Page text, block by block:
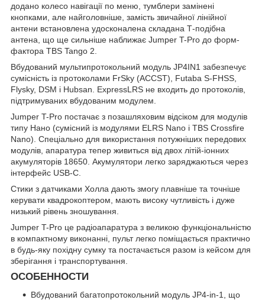
додано колесо навігації по меню, тумблери замінені
кнопками, але найголовніше, замість звичайної лінійної
антени встановлена удосконалена складана Т-подібна
антена, що ще сильніше наближає Jumper T-Pro до форм-
фактора TBS Tango 2.
Вбудований мультипротокольний модуль JP4IN1 забезпечує
сумісність із протоколами FrSky (ACCST), Futaba S-FHSS,
Flysky, DSM і Hubsan. ExpressLRS не входить до протоколів,
підтримуваних вбудованим модулем.
Jumper T-Pro постачає з позашляховим відсіком для модулів
типу Нано (сумісний із модулями ELRS Nano і TBS Crossfire
Nano). Спеціально для використання потужніших передових
модулів, апаратура тепер живиться від двох літій-іонних
акумуляторів 18650. Акумулятори легко заряджаються через
інтерфейс USB-C.
Стики з датчиками Холла дають змогу плавніше та точніше
керувати квадрокоптером, мають високу чутливість і дуже
низький рівень зношування.
Jumper T-Pro це радіоапаратура з великою функціональністю
в компактному виконанні, пульт легко поміщається практично
в будь-яку похідну сумку та постачається разом із кейсом для
зберігання і транспортування.
ОСОБЕННОСТИ
Вбудований багатопротокольний модуль JP4-in-1, що